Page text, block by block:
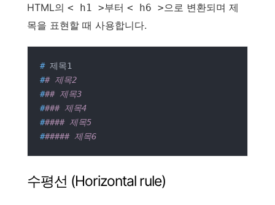
HTML의 < h1 >부터 < h6 >으로 변환되며 제
목을 표현할 때 사용합니다.
# 제목1
## 제목2
### 제목3
#### 제목4
##### 제목5
###### 제목6
수평선 (Horizontal rule)